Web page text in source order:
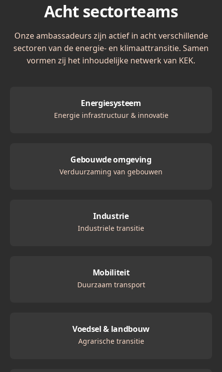
Acht sectorteams
Onze ambassadeurs zijn actief in acht verschillende
sectoren van de energie- en klimaattransitie. Samen
vormen zij het inhoudelijke netwerk van KEK.
Energiesysteem
Energie infrastructuur & innovatie
Gebouwde omgeving
Verduurzaming van gebouwen
Industrie
Industriele transitie
Mobiliteit
Duurzaam transport
Voedsel & landbouw
Agrarische transitie